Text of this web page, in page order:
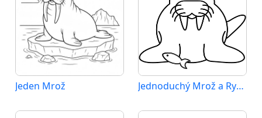
Jeden Mrož Jednoduchý Mrož a Ryba